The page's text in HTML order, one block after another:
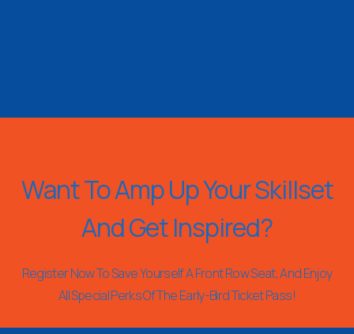
Want To Amp Up Your Skillset
And Get Inspired?
Register Now To Save Yourself A Front Row Seat, And Enjoy
All Special Perks Of The Early-Bird Ticket Pass!